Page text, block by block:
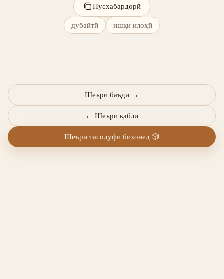
Нусхабардорӣ
дубайтӣ ишқи илоҳӣ
← Шеъри қаблӣ
Шеъри баъдӣ →
Шеъри тасодуфӣ бихонед 🎲